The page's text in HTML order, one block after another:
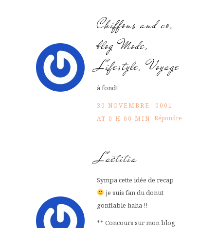
Chiffons and co,
blog Mode,
Lifestyle, Voyage
à fond!
30 NOVEMBRE -0001
AT 0 H 00 MIN Répondre
Laëtitia
Sympa cette idée de recap
je suis fan du donut
gonflable haha !!
** Concours sur mon blog